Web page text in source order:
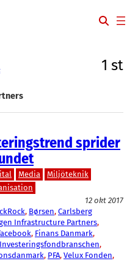
1 st
sprider
Media
Miljöteknik
12 okt 2017
, Børsen, Carlsberg
Infrastructure Partners
, Finans Danmark
Investeringsfondbranschen
, PFA, Velux Fonden